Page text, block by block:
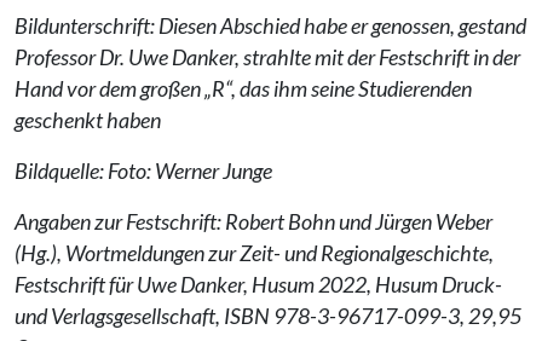
Bildunterschrift: Diesen Abschied habe er genossen, gestand
Professor Dr. Uwe Danker, strahlte mit der Festschrift in der
Hand vor dem großen „R“, das ihm seine Studierenden
geschenkt haben
Bildquelle: Foto: Werner Junge
Angaben zur Festschrift: Robert Bohn und Jürgen Weber
(Hg.), Wortmeldungen zur Zeit- und Regionalgeschichte,
Festschrift für Uwe Danker, Husum 2022, Husum Druck-
und Verlagsgesellschaft, ISBN 978-3-96717-099-3, 29,95